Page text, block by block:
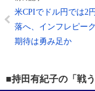
米CPIでドル円では2
落へ、インフレピー
期待は勇み足か
■持田有紀子の「戦